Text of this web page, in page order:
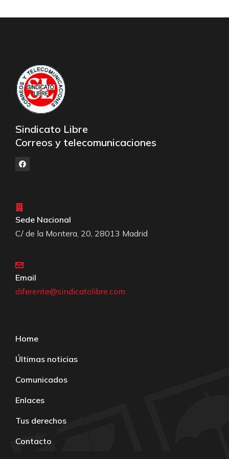
Sindicato Libre
Correos y telecomunicaciones
Sede Nacional
C/ de la Montera, 20, 28013 Madrid
Email
diferente@sindicatolibre.com
Home
Últimas noticias
Comunicados
Enlaces
Tus derechos
Contacto